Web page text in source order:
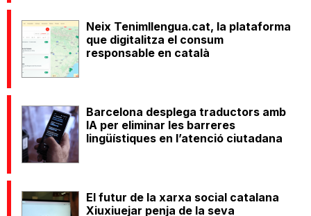
Neix Tenimllengua.cat, la plataforma
que digitalitza el consum
responsable en català
Barcelona desplega traductors amb
IA per eliminar les barreres
lingüístiques en l’atenció ciutadana
El futur de la xarxa social catalana
Xiuxiuejar penja de la seva